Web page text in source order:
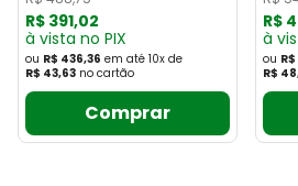
R$ 391,02
à vista no PIX
ou R$ 436,36 em até 10x de
R$ 43,63 no cartão
Comprar
R$
à
ou
R$